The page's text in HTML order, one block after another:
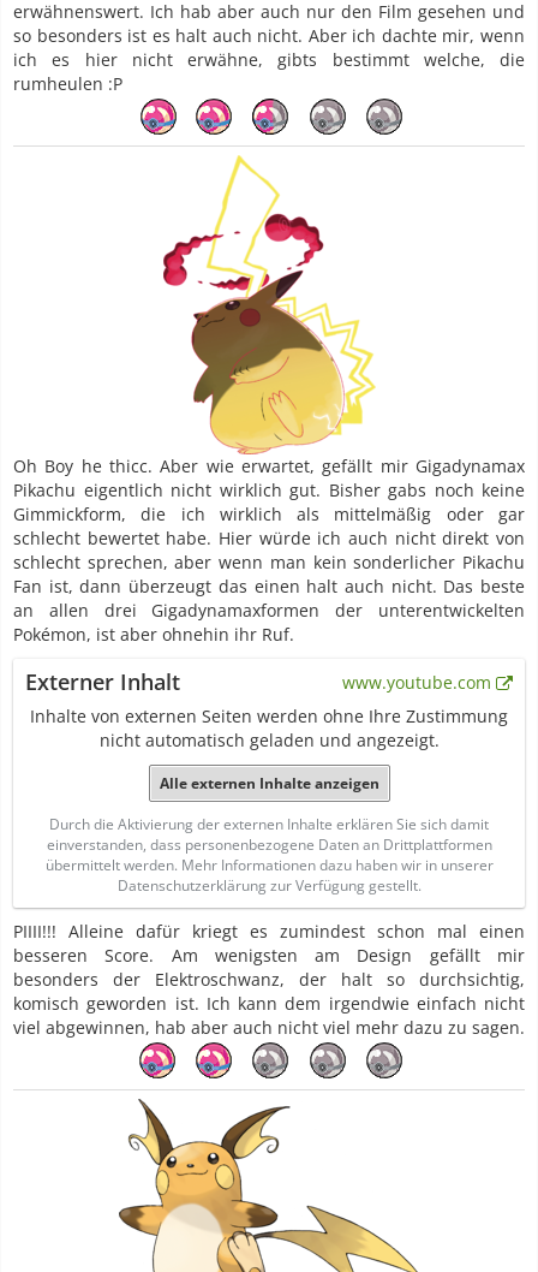
erwähnenswert. Ich hab aber auch nur den Film gesehen und
so besonders ist es halt auch nicht. Aber ich dachte mir, wenn
ich es hier nicht erwähne, gibts bestimmt welche, die
rumheulen :P
Oh Boy he thicc. Aber wie erwartet, gefällt mir Gigadynamax
Pikachu eigentlich nicht wirklich gut. Bisher gabs noch keine
Gimmickform, die ich wirklich als mittelmäßig oder gar
schlecht bewertet habe. Hier würde ich auch nicht direkt von
schlecht sprechen, aber wenn man kein sonderlicher Pikachu
Fan ist, dann überzeugt das einen halt auch nicht. Das beste
an allen drei Gigadynamaxformen der unterentwickelten
Pokémon, ist aber ohnehin ihr Ruf.
Externer Inhalt
www.youtube.com
Inhalte von externen Seiten werden ohne Ihre Zustimmung
nicht automatisch geladen und angezeigt.
Alle externen Inhalte anzeigen
Durch die Aktivierung der externen Inhalte erklären Sie sich damit
einverstanden, dass personenbezogene Daten an Drittplattformen
übermittelt werden. Mehr Informationen dazu haben wir in unserer
Datenschutzerklärung zur Verfügung gestellt.
PIIII!!! Alleine dafür kriegt es zumindest schon mal einen
besseren Score. Am wenigsten am Design gefällt mir
besonders der Elektroschwanz, der halt so durchsichtig,
komisch geworden ist. Ich kann dem irgendwie einfach nicht
viel abgewinnen, hab aber auch nicht viel mehr dazu zu sagen.